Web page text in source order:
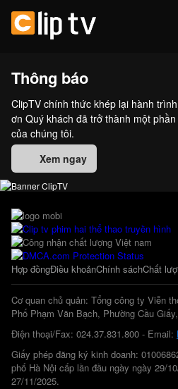
Thông báo
ClipTV chính thức khép lại hành
ơn Quý khách đã trở thành một
của chúng tôi.
Xem ngay
Hợp đồngĐiều khoảnChính sáchChất
Cơ quan chủ quản: Tổng công ty Viễn
Phố Phạm Văn Bạch, Phường Cầu
Điện thoại/Fax: 024.37.831.800 - Email:
Giấy phép đăng ký kinh doanh:
phố Hà Nội cấp lần đầu ngày ngày 29/
27/11/2025.